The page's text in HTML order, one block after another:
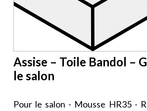
Assise – Toile Bandol –
le salon
Pour le salon - Mousse HR35 -